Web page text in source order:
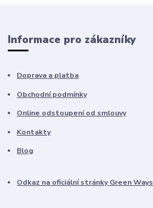
Informace pro zákazníky
Doprava a platba
Obchodní podmínky
Online odstoupení od smlouvy
Kontakty
Blog
Odkaz na oficiální stránky Green Ways